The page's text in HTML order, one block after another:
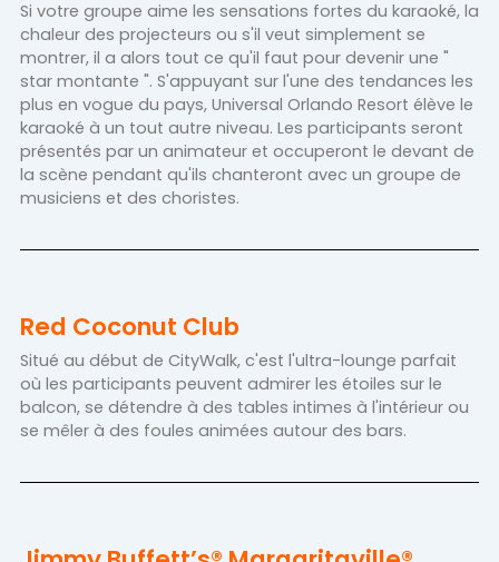
Si votre groupe aime les sensations fortes du karaoké, la
chaleur des projecteurs ou s'il veut simplement se
montrer, il a alors tout ce qu'il faut pour devenir une "
star montante ". S'appuyant sur l'une des tendances les
plus en vogue du pays, Universal Orlando Resort élève le
karaoké à un tout autre niveau. Les participants seront
présentés par un animateur et occuperont le devant de
la scène pendant qu'ils chanteront avec un groupe de
musiciens et des choristes.
Red Coconut Club
Situé au début de CityWalk, c'est l'ultra-lounge parfait
où les participants peuvent admirer les étoiles sur le
balcon, se détendre à des tables intimes à l'intérieur ou
se mêler à des foules animées autour des bars.